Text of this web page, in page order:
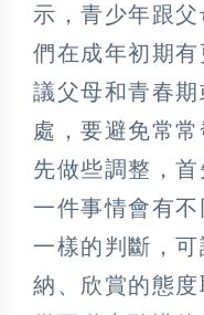
示，青少年跟
們在成年初期
議父母和青春
處，要避免常
先做些調整，
一件事情會有
一樣的判斷，
納、欣賞的態度